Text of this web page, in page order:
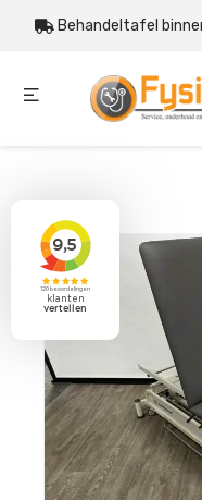
Behandeltafel